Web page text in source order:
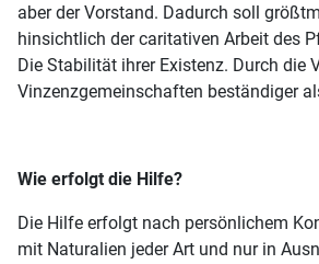
aber der Vorstand. Dadurch soll
hinsichtlich der caritativen Arbeit des
Die Stabilität ihrer Existenz. Durch die
Vinzenzgemeinschaften beständiger
Wie erfolgt die Hilfe?
Die Hilfe erfolgt nach persönlichem
mit Naturalien jeder Art und nur in